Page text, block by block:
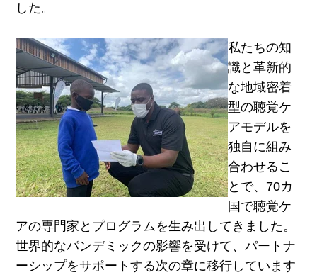
した。
私たちの知
識と革新的
な地域密着
型の聴覚ケ
アモデルを
独自に組み
合わせるこ
とで、70カ
国で聴覚ケ
アの専門家とプログラムを生み出してきました。
世界的なパンデミックの影響を受けて、パートナ
ーシップをサポートする次の章に移行しています